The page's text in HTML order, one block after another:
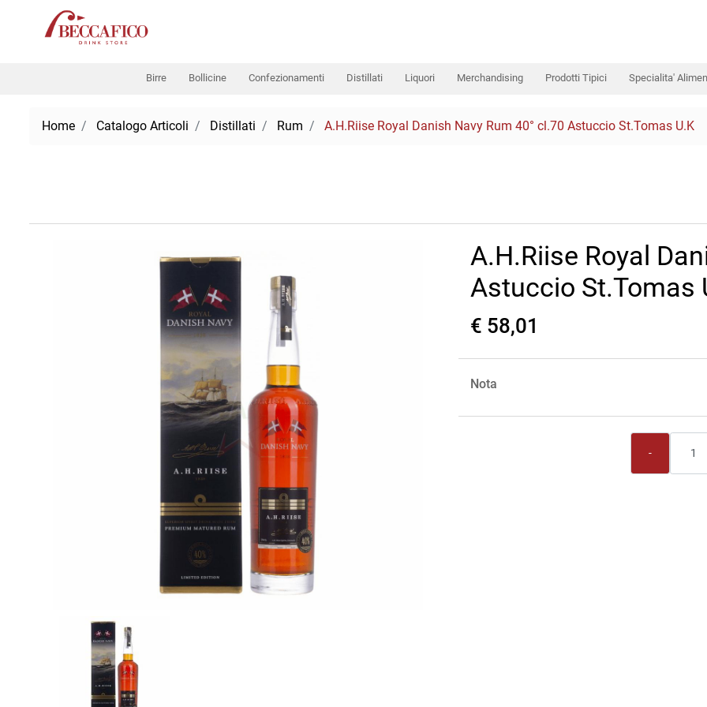
Birre Bollicine Confezionamenti Distillati Liquori Merchandising Prodotti Tipici Specialita'
Home Catalogo Articoli Distillati Rum A.H.Riise Royal Danish Navy Rum 40° cl.70 Astuccio St.Tomas U.K
A.H.Riise Royal
Astuccio St.Tomas
€ 58,01
Nota